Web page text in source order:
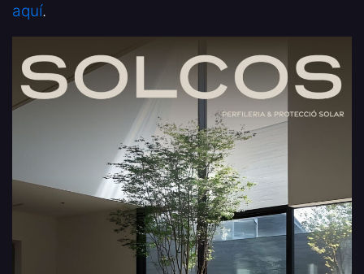
aquí.